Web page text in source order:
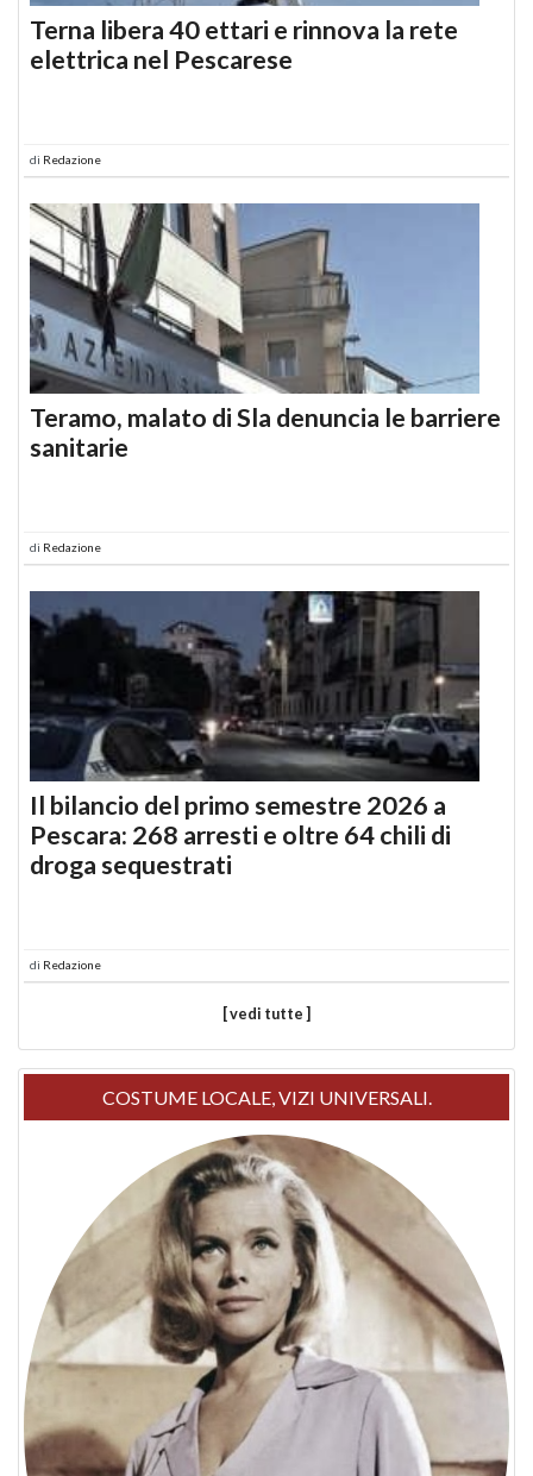
Terna libera 40 ettari e rinnova la rete
elettrica nel Pescarese
di Redazione
Teramo, malato di Sla denuncia le barriere
sanitarie
di Redazione
Il bilancio del primo semestre 2026 a
Pescara: 268 arresti e oltre 64 chili di
droga sequestrati
di Redazione
[ vedi tutte ]
COSTUME LOCALE, VIZI UNIVERSALI.